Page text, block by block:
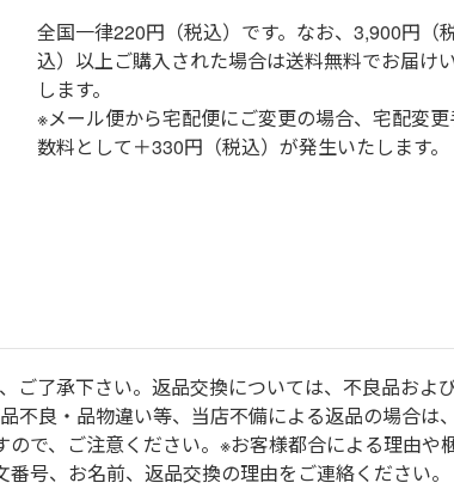
全国一律220円（税込）です。なお、3,900円（
込）以上ご購入された場合は送料無料でお届け
します。
※メール便から宅配便にご変更の場合、宅配変更
数料として＋330円（税込）が発生いたします。
ご了承下さい。返品交換については、不良品お
良・品物違い等、当店不備による返品の場合は
で、ご注意ください。※お客様都合による理由や
号、お名前、返品交換の理由をご連絡ください。